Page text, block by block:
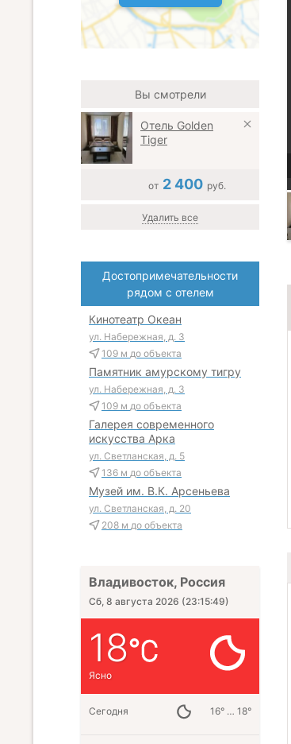
Вы смотрели
Отель Golden
Tiger
от 2 400 руб.
Удалить все
Достопримечательности
рядом с отелем
Кинотеатр Океан
ул. Набережная, д. 3
109 м до объекта
Памятник амурскому тигру
ул. Набережная, д. 3
109 м до объекта
Галерея современного
искусства Арка
ул. Светлaнскaя, д. 5
136 м до объекта
Музей им. В.К. Арсеньева
ул. Светланская, д. 20
208 м до объекта
Владивосток, Россия
Сб, 8 августа 2026 (23:15:50)
18
Ясно
Сегодня 16° … 18°